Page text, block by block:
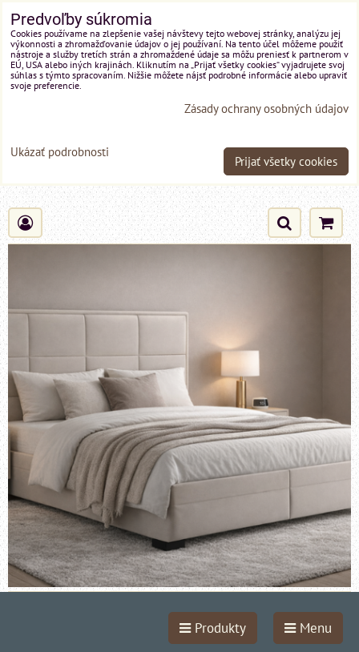
Produkty Menu
Predvoľby súkromia
Cookies používame na zlepšenie vašej návštevy tejto webovej stránky, analýzu jej
výkonnosti a zhromažďovanie údajov o jej používaní. Na tento účel môžeme použiť
nástroje a služby tretích strán a zhromaždené údaje sa môžu preniesť k partnerom v
EÚ, USA alebo iných krajinách. Kliknutím na „Prijať všetky cookies“ vyjadrujete svoj
súhlas s týmto spracovaním. Nižšie môžete nájsť podrobné informácie alebo upraviť
svoje preferencie.
Zásady ochrany osobných údajov
Ukázať podrobnosti
Prijať všetky cookies